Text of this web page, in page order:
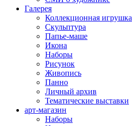
Галерея
Коллекционная игрушка
Скульптура
Папье-маше
Икона
Наборы
Рисунок
Живопись
Панно
Личный архив
Тематические выставки
арт-магазин
Наборы